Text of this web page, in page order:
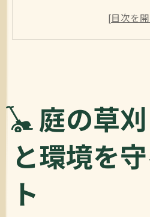
草刈りを通じた庭の
ツ
草刈り禁止時期の確
慮する方法
効率重視なら草刈り道具
庭の草
と環境を
ト